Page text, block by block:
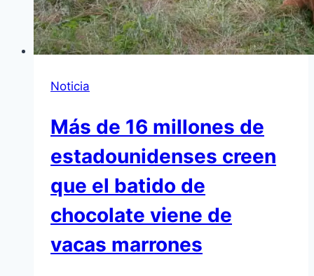
Noticia
Más de 16 millones de
estadounidenses creen
que el batido de
chocolate viene de
vacas marrones